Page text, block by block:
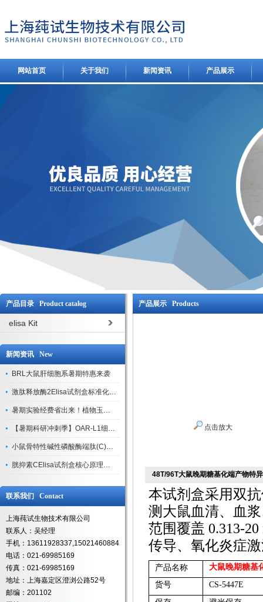
网站首页 关于我们 新闻资讯 产品展示
产品目录 Product catalog
elisa Kit
新闻资讯 New
BRL大鼠肝细胞系暑期特惠来袭
激肽释放酶2Elisa试剂盒标准化实验操作与质控体系解析
暑期实验经费省出来！植物玉米索核苷（ZR ）elisa酶联免疫试剂盒
【暑期科研冲刺季】OAR-L1细胞专用培养基特惠，助力实验高效突破
小鼠骨特性碱性磷酸酶端肽(C)elisa试剂盒大促，骨科研人速囤
胱抑素CElisa试剂盒核心原理、产品特性与全流程操作规范详解
联系我们 Contact
上海莼试生物技术有限公司
联系人：吴经理
手机：13611928337,15021460884
电话：021-69985169
传真：021-69985169
地址：上海嘉定区澄浏公路52号
邮编：201102
产品展示 Products
点击放大
48T/96T大鼠晚期糖基化端产物特
本试剂盒采用双
测大鼠血清、血
范围覆盖 0.313-
传导、氧化炎症
产品名称
大鼠晚期糖基
货号
CS-5447E